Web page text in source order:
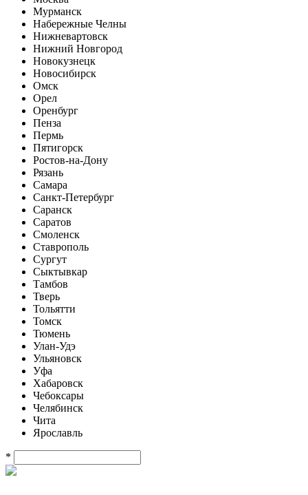
Мурманск
Набережные Челны
Нижневартовск
Нижний Новгород
Новокузнецк
Новосибирск
Омск
Орел
Оренбург
Пенза
Пермь
Пятигорск
Ростов-на-Дону
Рязань
Самара
Санкт-Петербург
Саранск
Саратов
Смоленск
Ставрополь
Сургут
Сыктывкар
Тамбов
Тверь
Тольятти
Томск
Тюмень
Улан-Удэ
Ульяновск
Уфа
Хабаровск
Чебоксары
Челябинск
Чита
Ярославль
*